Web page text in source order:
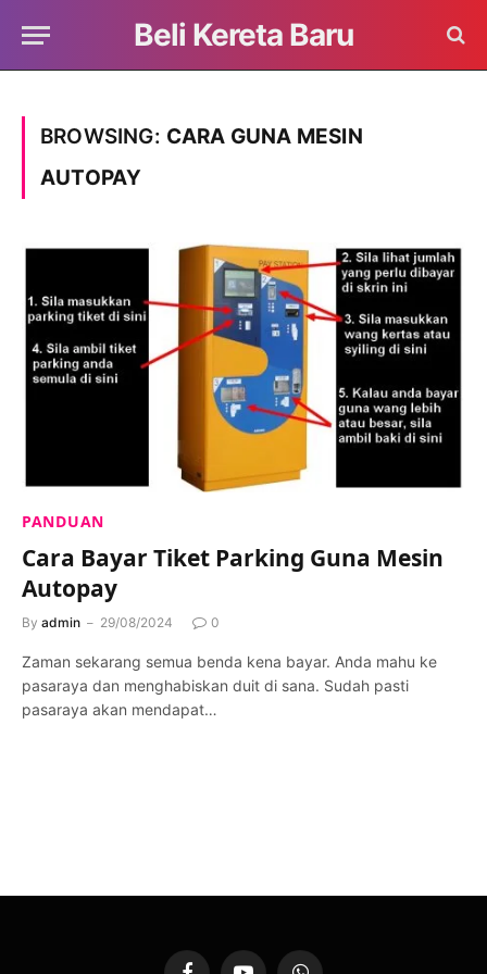
Beli Kereta Baru
BROWSING: CARA GUNA MESIN
AUTOPAY
PANDUAN
Cara Bayar Tiket Parking Guna Mesin
Autopay
By admin 29/08/2024 0
Zaman sekarang semua benda kena bayar. Anda mahu ke
pasaraya dan menghabiskan duit di sana. Sudah pasti
pasaraya akan mendapat…